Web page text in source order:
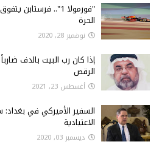
"فورمولا 1"..
الحرة
نوفمبر 28, 2020
إذا كان رب البيت بالدف
الرقص
أغسطس 23, 2021
السفير الأميركي في
الاعتيادية
ديسمبر 03, 2020